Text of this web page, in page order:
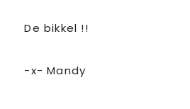
De bikkel !!
-x- Mandy